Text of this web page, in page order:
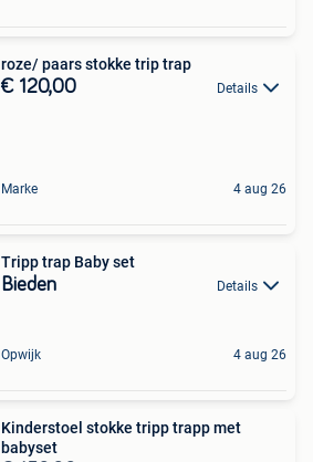
roze/ paars stokke trip trap
€ 120,00 Details
Marke 4 aug 26
Tripp trap Baby set
Bieden Details
Opwijk 4 aug 26
Kinderstoel stokke tripp trapp met
babyset